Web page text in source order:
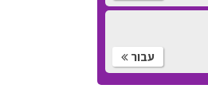
עבור